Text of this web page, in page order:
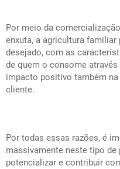
Por meio da
enxuta, a agricultura
desejado, com as
de quem o consome
impacto positivo também
cliente.
Por todas essas razões, é
massivamente neste tipo
potencializar e contribuir